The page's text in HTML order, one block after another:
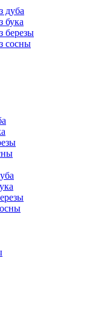
дуба
бука
березы
сосны